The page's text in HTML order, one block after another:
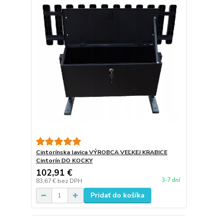
Cintorínska lavica VÝROBCA VEĽKEJ KRABICE
Cintorín DO KOCKY
102,91 €
83,67 € bez DPH 3-7 dní
Pridať do košíka